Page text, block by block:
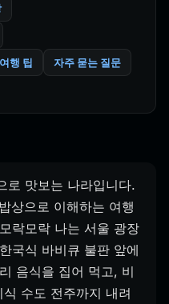
여행 팁 자주 묻는 질문
로 맛보는 나라입니다.
상으로 이해하는 여행
락모락 나는 서울 광장
국식 바비큐 불판 앞에
음식을 집어 먹고, 비
수도 전주까지 내려